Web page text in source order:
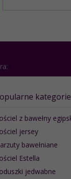
kategorie
z bawełny
jersey
bawełniane
Estella
jedwabne